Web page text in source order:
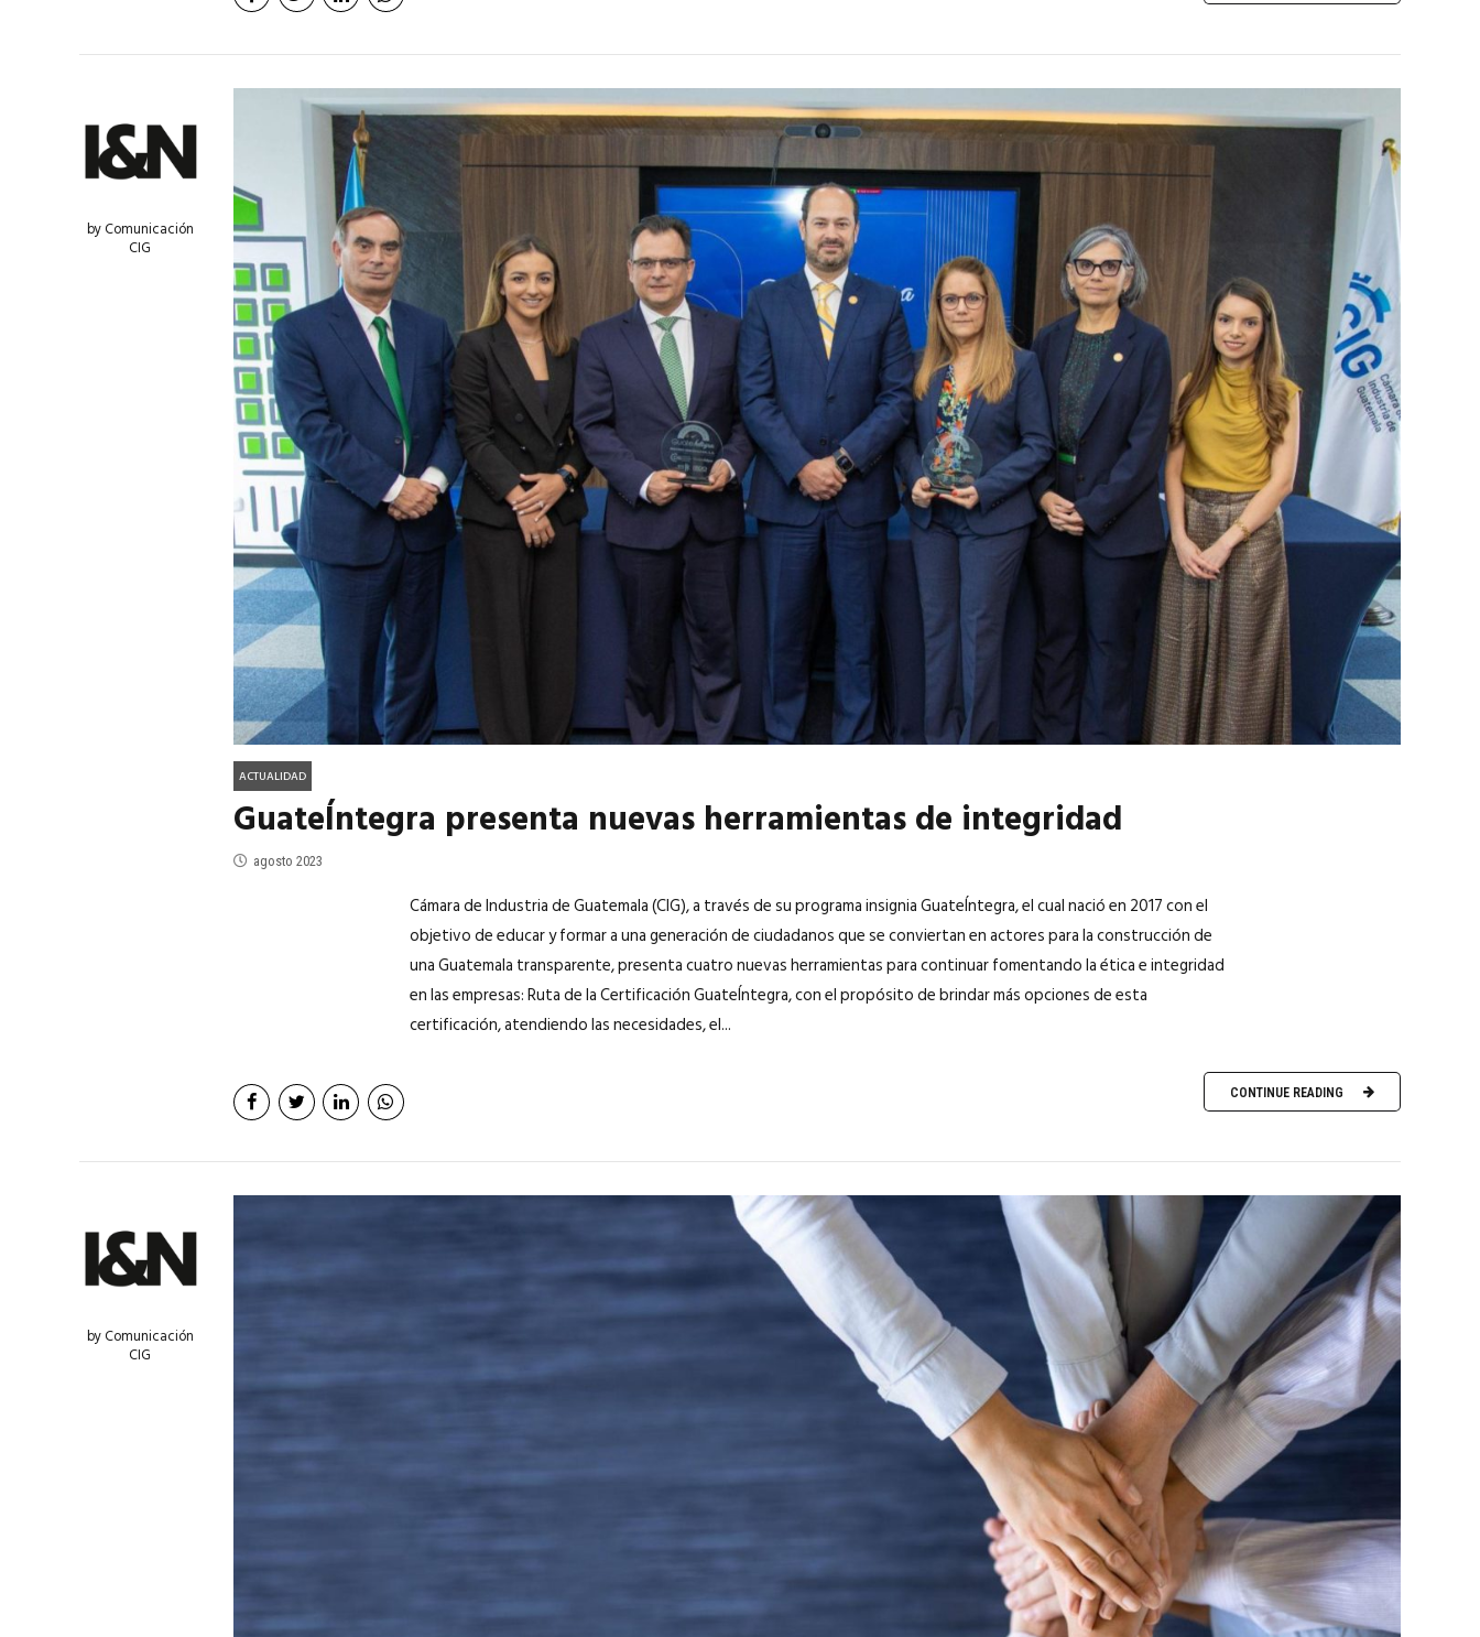
by Comunicación
CIG
ACTUALIDAD
GuateÍntegra presenta nuevas herramientas de integridad
agosto 2023
Cámara de Industria de Guatemala (CIG), a través de su programa insignia GuateÍntegra, el cual nació en 2017 con el
objetivo de educar y formar a una generación de ciudadanos que se conviertan en actores para la construcción de
una Guatemala transparente, presenta cuatro nuevas herramientas para continuar fomentando la ética e integridad
en las empresas: Ruta de la Certificación GuateÍntegra, con el propósito de brindar más opciones de esta
certificación, atendiendo las necesidades, el...
CONTINUE READING
by Comunicación
CIG